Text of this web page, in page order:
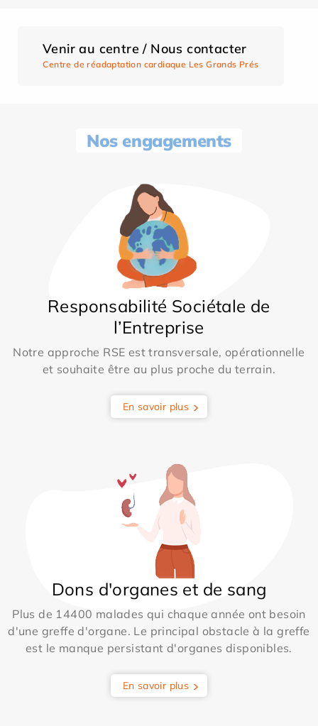
Venir au centre / Nous contacter
Centre de réadaptation cardiaque Les Grands Prés
Nos engagements
Responsabilité Sociétale de
l’Entreprise
Notre approche RSE est transversale, opérationnelle
et souhaite être au plus proche du terrain.
En savoir plus
Dons d'organes et de sang
Plus de 14400 malades qui chaque année ont besoin
d'une greffe d'organe. Le principal obstacle à la greffe
est le manque persistant d'organes disponibles.
En savoir plus